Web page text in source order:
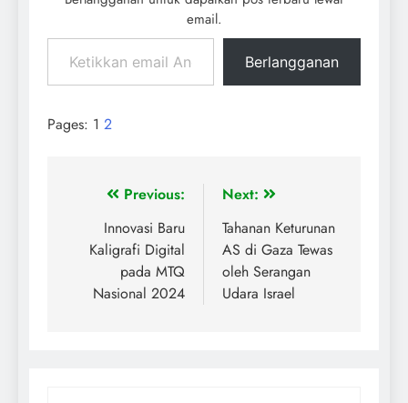
email.
Berlangganan
Pages: 1 2
Previous:
Innovasi Baru
Kaligrafi Digital
pada MTQ
Nasional 2024
Next:
Tahanan Keturunan
AS di Gaza Tewas
oleh Serangan
Udara Israel